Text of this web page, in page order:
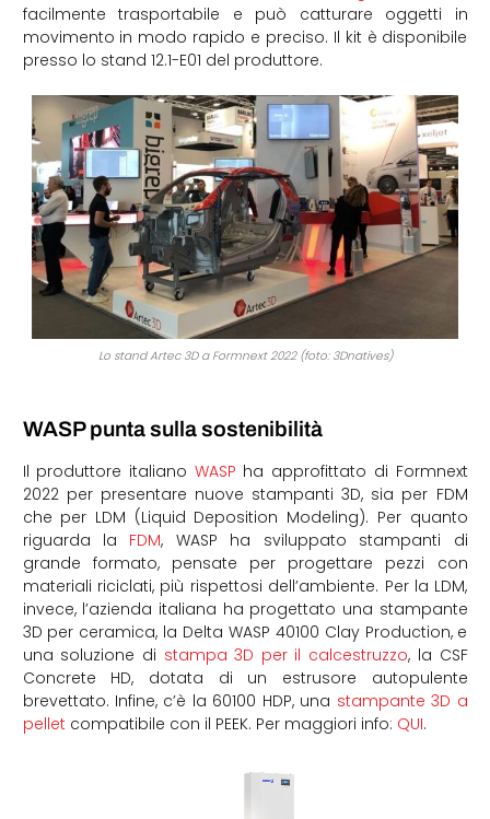
facilmente trasportabile e può catturare oggetti in
movimento in modo rapido e preciso. Il kit è disponibile
presso lo stand 12.1-E01 del produttore.
Lo stand Artec 3D a Formnext 2022 (foto: 3Dnatives)
WASP punta sulla sostenibilità
Il produttore italiano WASP ha approfittato di Formnext
2022 per presentare nuove stampanti 3D, sia per FDM
che per LDM (Liquid Deposition Modeling). Per quanto
riguarda la FDM, WASP ha sviluppato stampanti di
grande formato, pensate per progettare pezzi con
materiali riciclati, più rispettosi dell’ambiente. Per la LDM,
invece, l’azienda italiana ha progettato una stampante
3D per ceramica, la Delta WASP 40100 Clay Production, e
una soluzione di stampa 3D per il calcestruzzo, la CSF
Concrete HD, dotata di un estrusore autopulente
brevettato. Infine, c’è la 60100 HDP, una stampante 3D a
pellet compatibile con il PEEK. Per maggiori info: QUI.